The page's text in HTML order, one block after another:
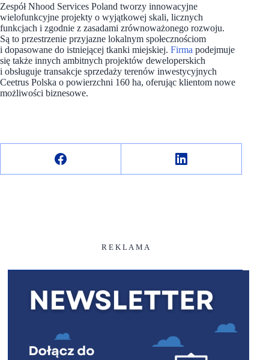
Zespół Nhood Services Poland tworzy innowacyjne
wielofunkcyjne projekty o wyjątkowej skali, licznych
funkcjach i zgodnie z zasadami zrównoważonego rozwoju.
Są to przestrzenie przyjazne lokalnym społecznościom
i dopasowane do istniejącej tkanki miejskiej. Firma podejmuje
się także innych ambitnych projektów deweloperskich
i obsługuje transakcje sprzedaży terenów inwestycyjnych
Ceetrus Polska o powierzchni 160 ha, oferując klientom nowe
możliwości biznesowe.
R E K L A M A